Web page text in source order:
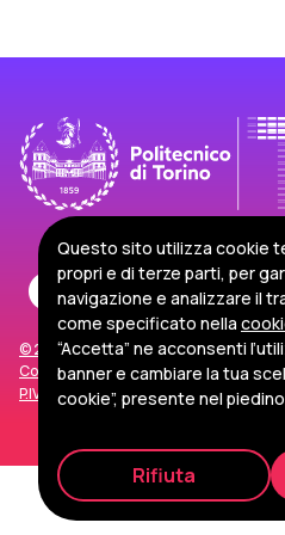
© 2026 Politecnico di Torino
Corso Duca degli Abruzzi, 24 - 10129
P.IVA/C.F. 00518460019 Privacy e
Questo sito utilizza cookie
propri e di terze parti, per
navigazione e analizzare il
come specificato nella
“Accetta” ne acconsenti
banner e cambiare la tua
cookie”, presente nel
Rifiuta